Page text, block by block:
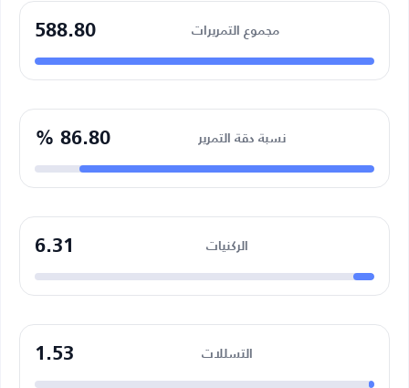
مجموع التمريرات 588.80
نسبة دقة التمرير 86.80 %
الركنيات 6.31
التسللات 1.53